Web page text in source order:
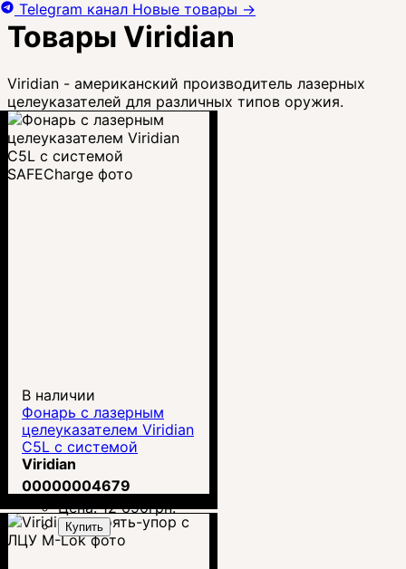
Товары Viridian
Viridian - американский производитель лазерных
целеуказателей для различных типов оружия.
В наличии
Фонарь с лазерным
целеуказателем Viridian
C5L с системой
SAFECharge
Viridian
00000004679
Цена:12 690грн.
Купить
Telegram канал Новые товары →